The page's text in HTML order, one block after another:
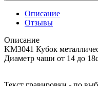
Описание
Отзывы
Описание
KM3041 Кубок
Диаметр чаши от 14 до